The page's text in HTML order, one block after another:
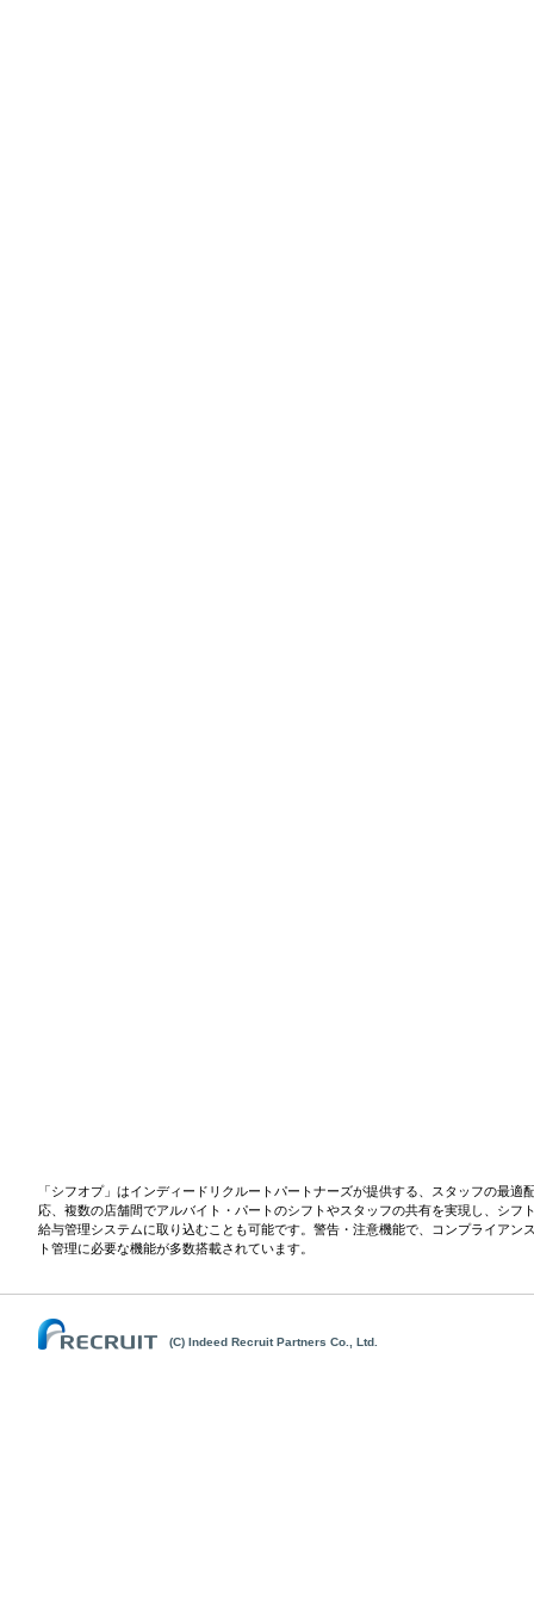
「シフオプ」はインディードリクルートパートナーズが提供する、スタッフの最
応、複数の店舗間でアルバイト・パートのシフトやスタッフの共有を実現し、シ
給与管理システムに取り込むことも可能です。警告・注意機能で、コンプライア
ト管理に必要な機能が多数搭載されています。
(C) Indeed Recruit Partners Co., Ltd.